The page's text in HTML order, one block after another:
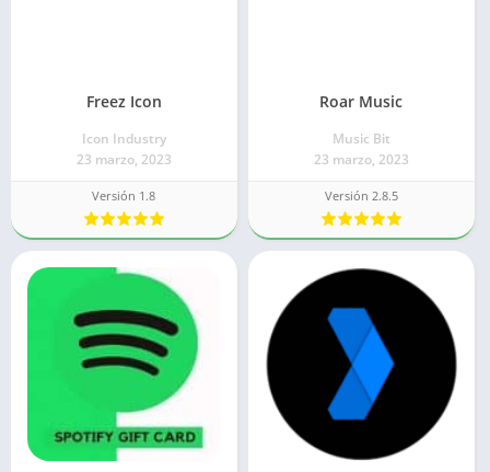
Freez Icon
Icon Industry
23 marzo, 2023
Versión 1.8
Roar Music
Music Bit
23 marzo, 2023
Versión 2.8.5